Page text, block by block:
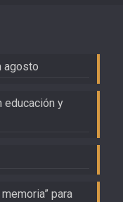
agosto
educación y
para